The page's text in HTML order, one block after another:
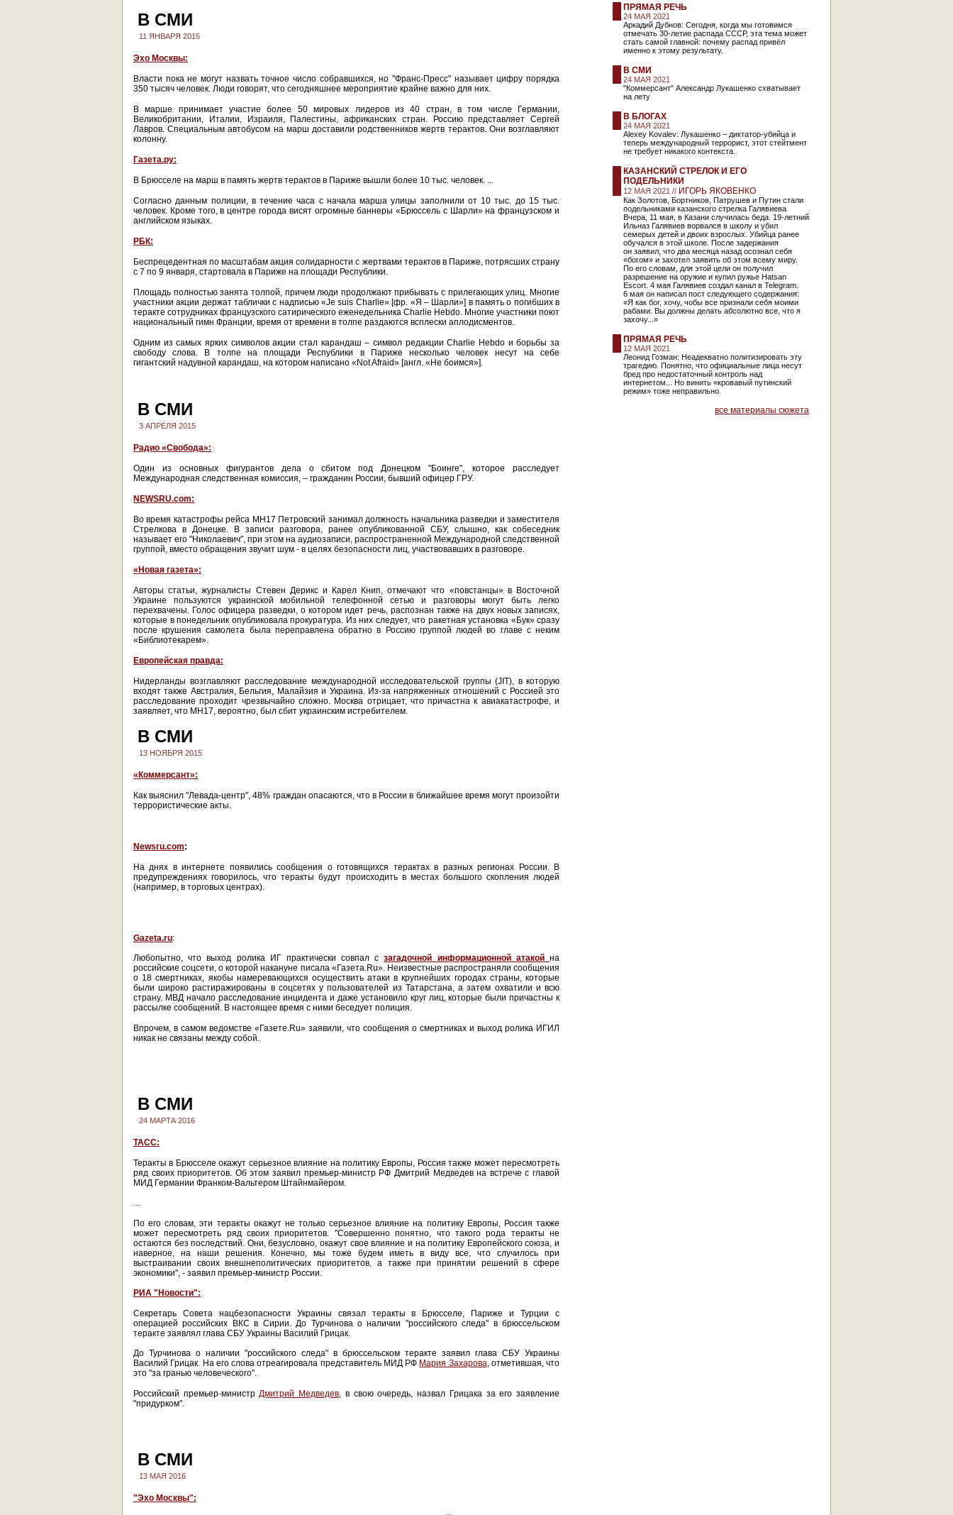
В СМИ
11 ЯНВАРЯ 2015
Эхо Москвы:
Власти пока не могут назвать точное число собравшихся, но "Франс-Пресс" называет цифру порядка
350 тысяч человек. Люди говорят, что сегодняшнее мероприятие крайне важно для них.
В марше принимает участие более 50 мировых лидеров из 40 стран, в том числе Германии,
Великобритании, Италии, Израиля, Палестины, африканских стран. Россию представляет Сергей
Лавров. Специальным автобусом на марш доставили родственников жертв терактов. Они возглавляют
колонну.
Газета.ру:
В Брюсселе на марш в память жертв терактов в Париже вышли более 10 тыс. человек. ...
Согласно данным полиции, в течение часа с начала марша улицы заполнили от 10 тыс. до 15 тыс.
человек. Кроме того, в центре города висят огромные баннеры «Брюссель с Шарли» на французском и
английском языках.
РБК:
Беспрецедентная по масштабам акция солидарности с жертвами терактов в Париже, потрясших страну
с 7 по 9 января, стартовала в Париже на площади Республики.
Площадь полностью занята толпой, причем люди продолжают прибывать с прилегающих улиц. Многие
участники акции держат таблички с надписью «Je suis Charlie» [фр. «Я – Шарли»] в память о погибших в
теракте сотрудниках французского сатирического еженедельника Charlie Hebdo. Многие участники поют
национальный гимн Франции, время от времени в толпе раздаются всплески аплодисментов.
Одним из самых ярких символов акции стал карандаш – символ редакции Charlie Hebdo и борьбы за
свободу слова. В толпе на площади Республики в Париже несколько человек несут на себе
гигантский надувной карандаш, на котором написано «Not Afraid» [англ. «Не боимся»].
В СМИ
3 АПРЕЛЯ 2015
Радио «Свобода»:
Один из основных фигурантов дела о сбитом под Донецком "Боинге", которое расследует
Международная следственная комиссия, – гражданин России, бывший офицер ГРУ.
NEWSRU.com:
Во время катастрофы рейса MH17 Петровский занимал должность начальника разведки и заместителя
Стрелкова в Донецке. В записи разговора, ранее опубликованной СБУ, слышно, как собеседник
называет его "Николаевич", при этом на аудиозаписи, распространенной Международной следственной
группой, вместо обращения звучит шум - в целях безопасности лиц, участвовавших в разговоре.
«Новая газета»:
Авторы статьи, журналисты Стевен Дерикс и Карел Книп, отмечают что «повстанцы» в Восточной
Украине пользуются украинской мобильной телефонной сетью и разговоры могут быть легко
перехвачены. Голос офицера разведки, о котором идет речь, распознан также на двух новых записях,
которые в понедельник опубликовала прокуратура. Из них следует, что ракетная установка «Бук» сразу
после крушения самолета была переправлена обратно в Россию группой людей во главе с неким
«Библиотекарем».
Европейская правда:
Нидерланды возглавляют расследование международной исследовательской группы (JIT), в которую
входят также Австралия, Бельгия, Малайзия и Украина. Из-за напряженных отношений с Россией это
расследование проходит чрезвычайно сложно. Москва отрицает, что причастна к авиакатастрофе, и
заявляет, что MH17, вероятно, был сбит украинским истребителем.
В СМИ
13 НОЯБРЯ 2015
«Коммерсант»:
Как выяснил "Левада-центр", 48% граждан опасаются, что в России в ближайшее время могут произойти
террористические акты.
Newsru.com:
На днях в интернете появились сообщения о готовящихся терактах в разных регионах России. В
предупреждениях говорилось, что теракты будут происходить в местах большого скопления людей
(например, в торговых центрах).
Gazeta.ru:
Любопытно, что выход ролика ИГ практически совпал сзагадочной информационной атакойна
российские соцсети, о которой накануне писала «Газета.Ru». Неизвестные распространяли сообщения
о 18 смертниках, якобы намеревающихся осуществить атаки в крупнейших городах страны, которые
были широко растиражированы в соцсетях у пользователей из Татарстана, а затем охватили и всю
страну. МВД начало расследование инцидента и даже установило круг лиц, которые были причастны к
рассылке сообщений. В настоящее время с ними беседует полиция.
Впрочем, в самом ведомстве «Газете.Ru» заявили, что сообщения о смертниках и выход ролика ИГИЛ
никак не связаны между собой.
В СМИ
24 МАРТА 2016
ТАСС:
Теракты в Брюсселе окажут серьезное влияние на политику Европы, Россия также может пересмотреть
ряд своих приоритетов. Об этом заявил премьер-министр РФ Дмитрий Медведев на встрече с главой
МИД Германии Франком-Вальтером Штайнмайером.
...
По его словам, эти теракты окажут не только серьезное влияние на политику Европы, Россия также
может пересмотреть ряд своих приоритетов. "Совершенно понятно, что такого рода теракты не
остаются без последствий. Они, безусловно, окажут свое влияние и на политику Европейского союза, и
наверное, на наши решения. Конечно, мы тоже будем иметь в виду все, что случилось при
выстраивании своих внешнеполитических приоритетов, а также при принятии решений в сфере
экономики", - заявил премьер-министр России.
РИА "Новости":
Секретарь Совета нацбезопасности Украины связал теракты в Брюсселе, Париже и Турции с
операцией российских ВКС в Сирии. До Турчинова о наличии "российского следа" в брюссельском
теракте заявлял глава СБУ Украины Василий Грицак.
До Турчинова о наличии "российского следа" в брюссельском теракте заявил глава СБУ Украины
Василий Грицак. На его слова отреагировала представитель МИД РФ Мария Захарова, отметившая, что
это "за гранью человеческого".
Российский премьер-министрДмитрий Медведев, в свою очередь, назвал Грицака за его заявление
"придурком".
В СМИ
13 МАЯ 2016
"Эхо Москвы":
ПРЯМАЯ РЕЧЬ
24 МАЯ 2021
Аркадий Дубнов: Сегодня, когда мы готовимся
отмечать 30-летие распада СССР, эта тема может
стать самой главной: почему распад привёл
именно к этому результату.
В СМИ
24 МАЯ 2021
"Коммерсант" Александр Лукашенко схватывает
на лету
В БЛОГАХ
24 МАЯ 2021
Alexey Kovalev: Лукашенко – диктатор-убийца и
теперь международный террорист, этот стейтмент
не требует никакого контекста.
КАЗАНСКИЙ СТРЕЛОК И ЕГО
ПОДЕЛЬНИКИ
12 МАЯ 2021 // ИГОРЬ ЯКОВЕНКО
Как Золотов, Бортников, Патрушев и Путин стали
подельниками казанского стрелка Галявиева
Вчера, 11 мая, в Казани случилась беда. 19-летний
Ильназ Галявиев ворвался в школу и убил
семерых детей и двоих взрослых. Убийца ранее
обучался в этой школе. После задержания
он заявил, что два месяца назад осознал себя
«богом» и захотел заявить об этом всему миру.
По его словам, для этой цели он получил
разрешение на оружие и купил ружье Hatsan
Escort. 4 мая Галявиев создал канал в Telegram.
6 мая он написал пост следующего содержания:
«Я как бог, хочу, чобы все признали себя моими
рабами. Вы должны делать абсолютно все, что я
захочу...»
ПРЯМАЯ РЕЧЬ
12 МАЯ 2021
Леонид Гозман: Неадекватно политизировать эту
трагедию. Понятно, что официальные лица несут
бред про недостаточный контроль над
интернетом... Но винить «кровавый путинский
режим» тоже неправильно.
все материалы сюжета